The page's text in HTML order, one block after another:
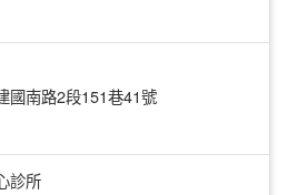
國南路2段151巷41號
診所